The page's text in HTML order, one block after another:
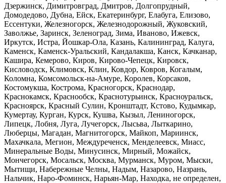
Дзержинск, Димитровград, Дмитров, Долгопрудный,
Домодедово, Дубна, Ейск, Екатеринбург, Елабуга, Елизово,
Ессентуки, Железногорск, Железнодорожный, Жуковский,
Заволжье, Заринск, Зеленоград, Зима, Иваново, Ижевск,
Иркутск, Истра, Йошкар-Ола, Казань, Калининград, Калуга,
Каменск, Каменск-Уральский, Кандалакша, Канск, Качканар,
Кашира, Кемерово, Киров, Кирово-Чепецк, Кировск,
Кисловодск, Климовск, Клин, Ковдор, Ковров, Когалым,
Коломна, Комсомольск-на-Амуре, Королев, Корсаков,
Костомукша, Кострома, Красногорск, Краснодар,
Краснокамск, Краснообск, Краснотурьинск, Красноуральск,
Красноярск, Красный Сулин, Кронштадт, Кстово, Кудымкар,
Кумертау, Курган, Курск, Кушва, Кызыл, Лениногорск,
Липецк, Лобня, Луга, Лучегорск, Лысьва, Лыткарино,
Люберцы, Магадан, Магнитогорск, Майкоп, Мариинск,
Махачкала, Мегион, Междуреченск, Менделеевск, Миасс,
Минеральные Воды, Минусинск, Мирный, Можайск,
Мончегорск, Мосальск, Москва, Мурманск, Муром, Мыски,
Мытищи, Набережные Челны, Надым, Назарово, Назрань,
Нальчик, Наро-Фоминск, Нарьян-Мар, Находка, не определен,